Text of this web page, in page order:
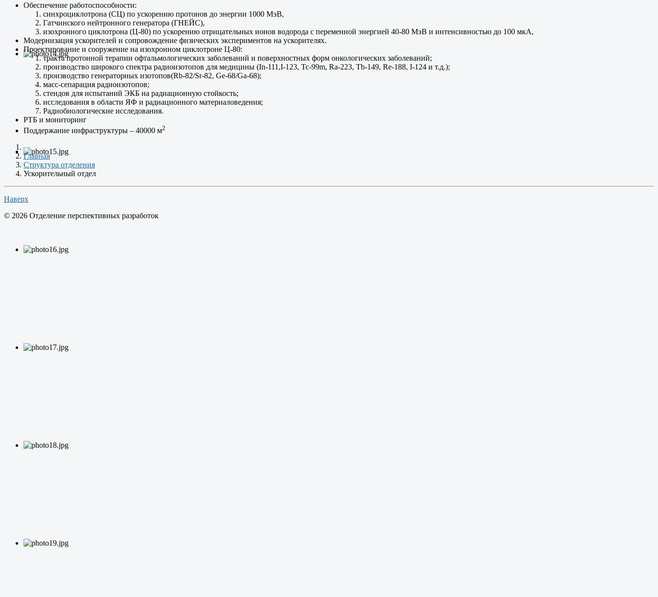
Обеспечение работоспособности:
синхроциклотрона (СЦ) по ускорению протонов до энергии 1000 МэВ,
Гатчинского нейтронного генератора (ГНЕЙС),
изохронного циклотрона (Ц-80) по ускорению отрицательных ионов водорода с переменной энергией 40-80 МэВ и интенсивностью до 100 мкА,
Модернизация ускорителей и сопровождение физических экспериментов на ускорителях.
Проектирование и сооружение на изохронном циклотроне Ц-80:
тракта протонной терапии офтальмологических заболеваний и поверхностных форм онкологических заболеваний;
производство широкого спектра радиоизотопов для медицины (In-111,I-123, Tc-99m, Ra-223, Tb-149, Re-188, I-124 и т.д.);
производство генераторных изотопов(Rb-82/Sr-82, Ge-68/Ga-68);
масс-сепарация радиоизотопов;
стендов для испытаний ЭКБ на радиационную стойкость;
исследования в области ЯФ и радиационного материаловедения;
Радиобиологические исследования.
РТБ и мониторинг
Поддержание инфраструктуры – 40000 м2
Главная
Структура отделения
Ускорительный отдел
Наверх
© 2026 Отделение перспективных разработок